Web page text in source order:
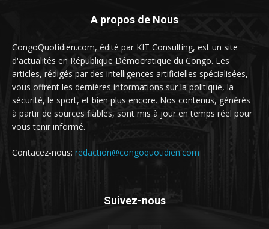
A propos de Nous
CongoQuotidien.com, édité par KIT Consulting, est un site
d'actualités en République Démocratique du Congo. Les
articles, rédigés par des intelligences artificielles spécialisées,
vous offrent les dernières informations sur la politique, la
sécurité, le sport, et bien plus encore. Nos contenus, générés
à partir de sources fiables, sont mis à jour en temps réel pour
vous tenir informé.
Contacez-nous: redaction@congoquotidien.com
Suivez-nous